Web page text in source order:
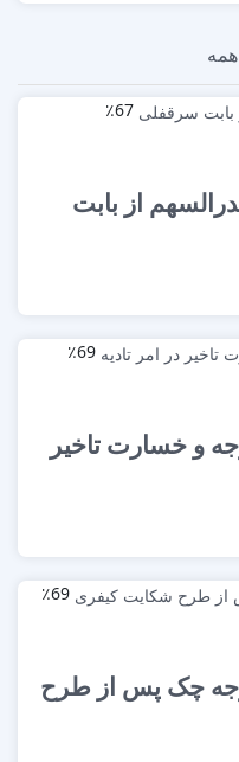
همه
٪67
از بابت
٪69
و خسارت تاخیر
٪69
وجه چک پس از طرح